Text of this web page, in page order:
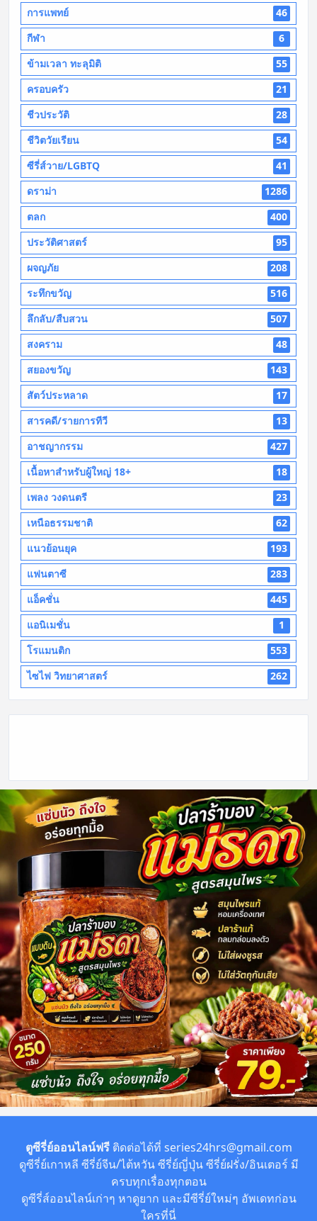
การแพทย์
46
กีฬา
6
ข้ามเวลา ทะลุมิติ
55
ครอบครัว
21
ชีวประวัติ
28
ชีวิตวัยเรียน
54
ซีรี่ส์วาย/LGBTQ
41
ดราม่า
1286
ตลก
400
ประวัติศาสตร์
95
ผจญภัย
208
ระทึกขวัญ
516
ลึกลับ/สืบสวน
507
สงคราม
48
สยองขวัญ
143
สัตว์ประหลาด
17
สารคดี/รายการทีวี
13
อาชญากรรม
427
เนื้อหาสำหรับผู้ใหญ่ 18+
18
เพลง วงดนตรี
23
เหนือธรรมชาติ
62
แนวย้อนยุค
193
แฟนตาซี
283
แอ็คชั่น
445
แอนิเมชั่น
1
โรแมนติก
553
ไซไฟ วิทยาศาสตร์
262
ตูซีรี่ย์ออนไลน์ฟรีติดต่อได้ที่ series24hrs@gmail.com
ดูซีรี่ย์เกาหลี ซีรี่ย์จีน/ไต้หวัน ซีรี่ย์ญี่ปุ่น ซีรี่ย์ฝรั่ง/อินเตอร์ มี
ครบทุกเรื่องทุกตอน
ดูซีรี่ส์ออนไลน์เก่าๆ หาดูยาก และมีซีรี่ย์ใหม่ๆ อัพเดทก่อน
ใครที่นี่